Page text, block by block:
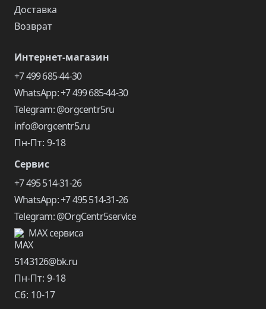
Доставка
Возврат
Интернет-магазин
+7 499 685-44-30
WhatsApp: +7 499 685-44-30
Telegram: @orgcentr5ru
info@orgcentr5.ru
Пн-Пт: 9-18
Сервис
+7 495 514-31-26
WhatsApp: +7 495 514-31-26
Telegram: @OrgCentr5service
MAX сервиса
5143126@bk.ru
Пн-Пт: 9-18
Сб: 10-17